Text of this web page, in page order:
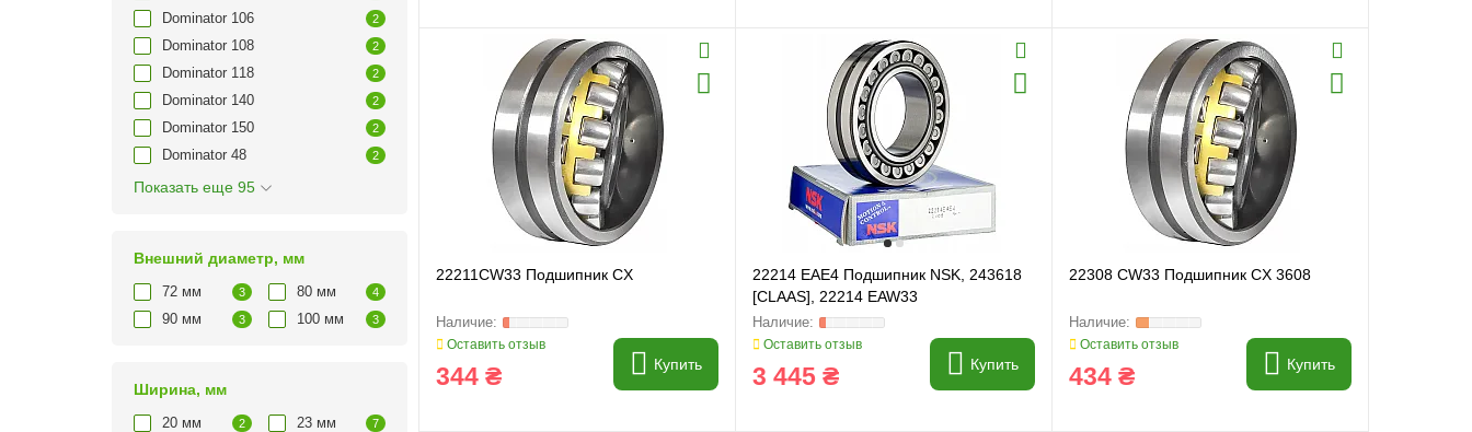
Dominator 106 2
Dominator 108 2
Dominator 118 2
Dominator 140 2
Dominator 150 2
Dominator 48 2
Показать еще 95
Внешний диаметр, мм
72 мм 3 80 мм 4
90 мм 3 100 мм 3
Ширина, мм
20 мм 2 23 мм 7
22211CW33 Подшипник CX
Оставить отзыв
344 ₴ Купить
22214 EAE4 Подшипник NSK, 243618
[CLAAS], 22214 EAW33
Оставить отзыв
3 445 ₴ Купить
22308 CW33 Подшипник CX 3608
Оставить отзыв
434 ₴ Купить